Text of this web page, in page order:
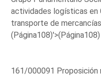
actividades logísticas en
transporte de
(Página108)'>(Página108)
161/000091 Proposición